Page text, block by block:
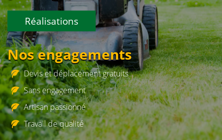
Réalisations
Nos engagements
Devis et déplacement gratuits
Sans engagement
Artisan passionné
Travail de qualité